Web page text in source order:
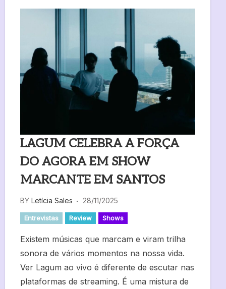
LAGUM CELEBRA A FORÇA
DO AGORA EM SHOW
MARCANTE EM SANTOS
BY Letícia Sales 28/11/2025
Entrevistas Review Shows
Existem músicas que marcam e viram trilha
sonora de vários momentos na nossa vida.
Ver Lagum ao vivo é diferente de escutar nas
plataformas de streaming. É uma mistura de